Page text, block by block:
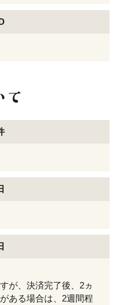
が、決済完了後、2ヵ
ある場合は、2週間程